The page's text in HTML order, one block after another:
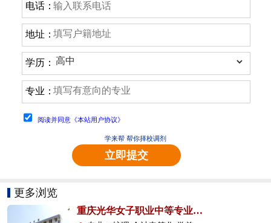
电话：
地址：
学历：
专业：
阅读并同意《本站用户协议》
学来帮 帮你择校调剂
立即提交
更多浏览
重庆光华女子职业中等专业学校